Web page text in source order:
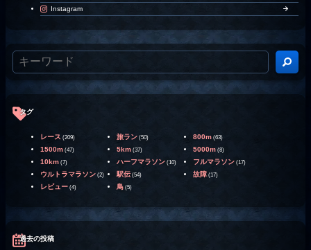
Instagram
タグ
レース (209) 旅ラン (50) 800m (63)
1500m (47) 5km (37) 5000m (8)
10km (7) ハーフマラソン (10) フルマラソン (17)
ウルトラマラソン (2) 駅伝 (54) 故障 (17)
レビュー (4) 鳥 (5)
過去の投稿